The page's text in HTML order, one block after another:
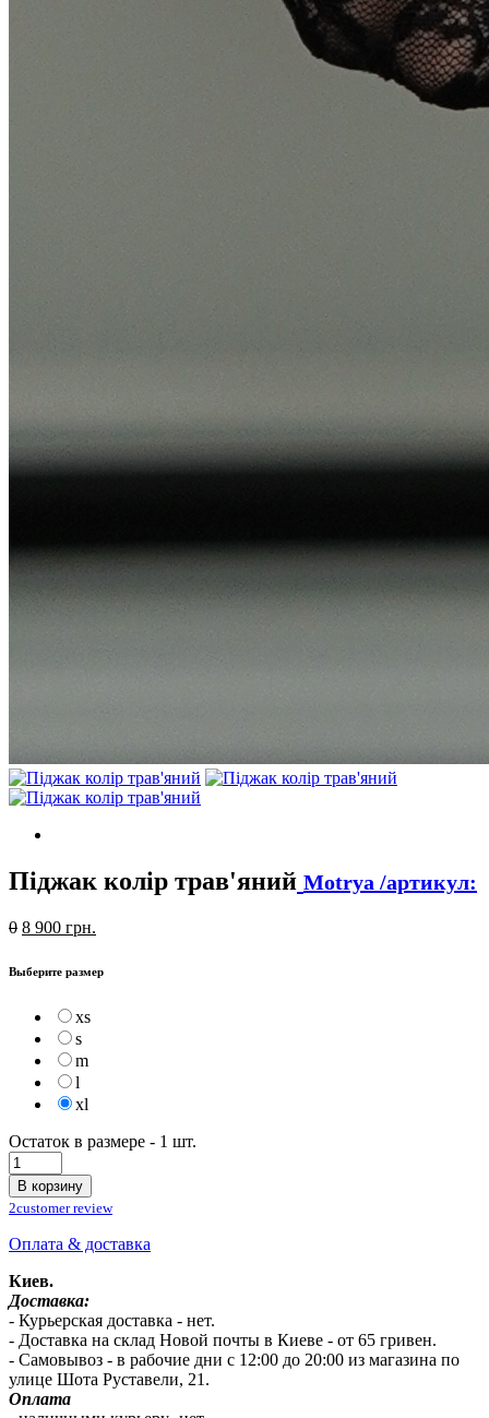
Піджак колір трав'яний Motrya /артикул:
0 8 900 грн.
Выберите размер
xs
s
m
l
xl
Остаток в размере - 1 шт.
В корзину
2customer review
Оплата & доставка
Киев.
Доставка:
- Курьерская доставка - нет.
- Доставка на склад Новой почты в Киеве - от 65 гривен.
- Самовывоз - в рабочие дни с 12:00 до 20:00 из магазина по
улице Шота Руставели, 21.
Оплата